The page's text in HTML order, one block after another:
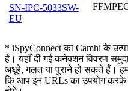
SN-IPC-5033SW-
EU
* iSpyConnect का Camhi के
है। यहाँ दी गई कनेक्शन विवरण
अधूरे, गलत या पुराने हो सकते हैं। हम
कि आप इन URLs का उपयोग